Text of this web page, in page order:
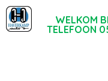
WELKOM
TELEFOON